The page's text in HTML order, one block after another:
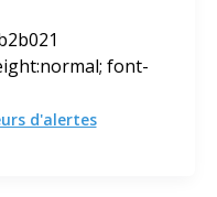
font-
d'alertes